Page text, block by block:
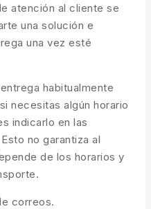
atención al cliente se
una solución e
una vez esté
habitualmente
necesitas algún horario
indicarlo en las
no garantiza al
de los horarios y
correos.